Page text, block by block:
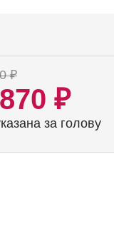
₽
₽
за голову